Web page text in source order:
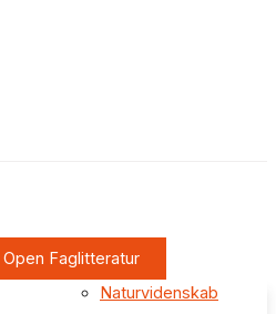
Open Faglitteratur
Naturvidenskab